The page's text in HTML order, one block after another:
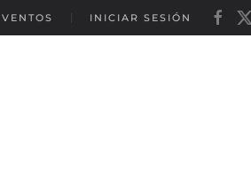
INICIAR SESIÓN